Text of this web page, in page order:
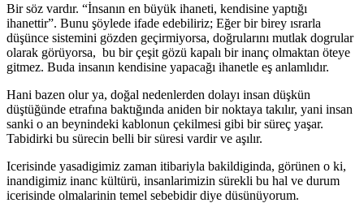
Bir söz vardır. “İnsanın en büyük ihaneti, kendisine yaptığı
ihanettir”. Bunu şöylede ifade edebiliriz; Eğer bir birey ısrarla
düşünce sistemini gözden geçirmiyorsa, doğrularını mutlak dogrular
olarak görüyorsa, bu bir çeşit gözü kapalı bir inanç olmaktan öteye
gitmez. Buda insanın kendisine yapacağı ihanetle eş anlamlıdır.
Hani bazen olur ya, doğal nedenlerden dolayı insan düşkün
düştüğünde etrafına baktığında aniden bir noktaya takılır, yani insan
sanki o an beynindeki kablonun çekilmesi gibi bir süreç yaşar.
Tabidirki bu sürecin belli bir süresi vardir ve aşılır.
Icerisinde yasadigimiz zaman itibariyla bakildiginda, görünen o ki,
inandigimiz inanc kültürü, insanlarimizin sürekli bu hal ve durum
icerisinde olmalarinin temel sebebidir diye düsünüyorum.